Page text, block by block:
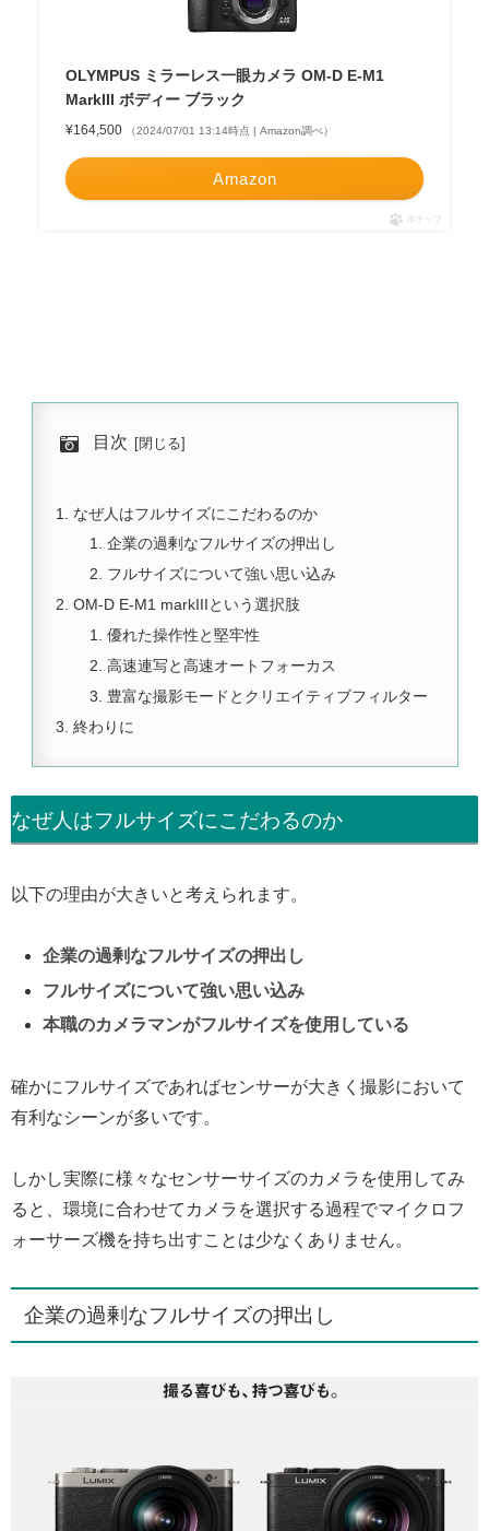
OLYMPUS ミラーレス一眼カメラ OM-D E-M1
MarkIII ボディー ブラック
¥164,500 （2024/07/01 13:14時点 | Amazon調べ）
Amazon
ポチップ
目次
なぜ人はフルサイズにこだわるのか
企業の過剰なフルサイズの押出し
フルサイズについて強い思い込み
OM-D E-M1 markIIIという選択肢
優れた操作性と堅牢性
高速連写と高速オートフォーカス
豊富な撮影モードとクリエイティブフィルター
終わりに
なぜ人はフルサイズにこだわるのか
以下の理由が大きいと考えられます。
企業の過剰なフルサイズの押出し
フルサイズについて強い思い込み
本職のカメラマンがフルサイズを使用している
確かにフルサイズであればセンサーが大きく撮影において
有利なシーンが多いです。
しかし実際に様々なセンサーサイズのカメラを使用してみ
ると、環境に合わせてカメラを選択する過程でマイクロフ
ォーサーズ機を持ち出すことは少なくありません。
企業の過剰なフルサイズの押出し